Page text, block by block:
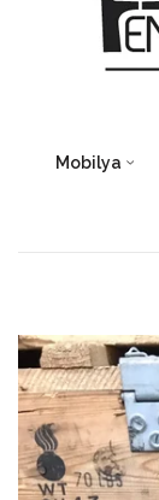
Mobilya